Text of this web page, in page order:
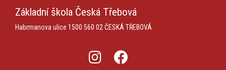
Základní škola Česká Třebová
Habrmanova ulice 1500 560 02 ČESKÁ TŘEBOVÁ